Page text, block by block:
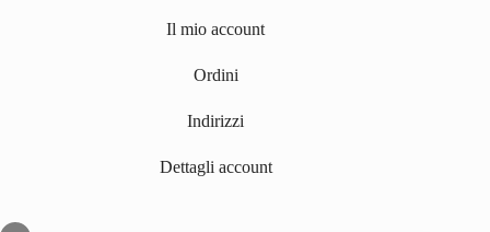
Il mio account
Ordini
Indirizzi
Dettagli account